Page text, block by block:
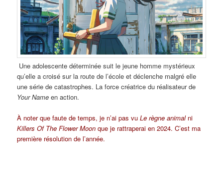
Une adolescente déterminée suit le jeune homme mystérieux
qu’elle a croisé sur la route de l’école et déclenche malgré elle
une série de catastrophes. La force créatrice du réalisateur de
Your Name en action.
À noter que faute de temps, je n’ai pas vuLe règneanimal ni
Killers Of The Flower Moon que je rattraperai en 2024. C’est ma
première résolution de l’année.